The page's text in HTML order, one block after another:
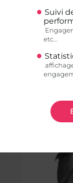
Suivi
etc...